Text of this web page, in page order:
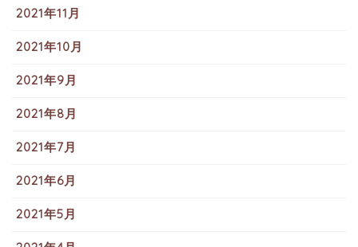
2021年11月
2021年10月
2021年9月
2021年8月
2021年7月
2021年6月
2021年5月